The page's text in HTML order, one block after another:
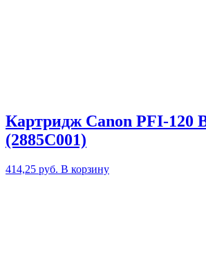
Картридж Canon PFI-120
(2885C001)
414,25 руб. В корзину